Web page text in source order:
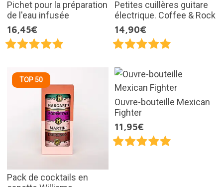
Pichet pour la préparation
de l'eau infusée
16,45€
Petites cuillères guitare
électrique. Coffee & Rock
14,90€
TOP 50
Pack de cocktails en
Ouvre-bouteille Mexican
Fighter
11,95€